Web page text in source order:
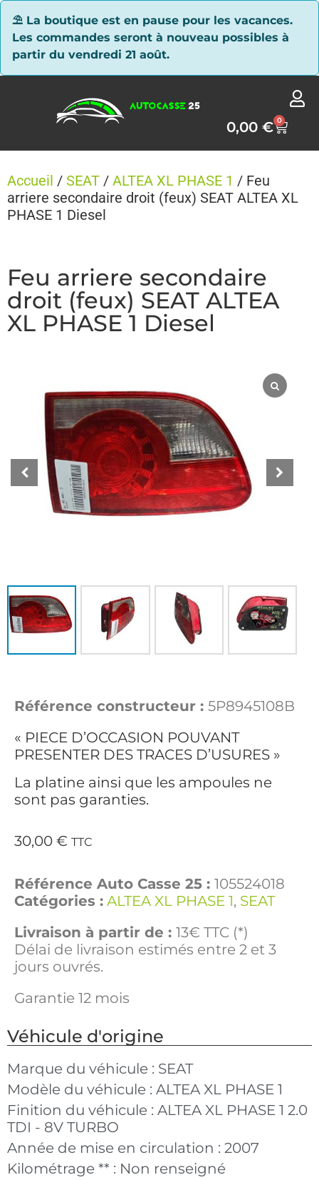
⛱ La boutique est en pause pour les vacances.
Les commandes seront à nouveau possibles à
partir du vendredi 21 août.
0,00€ 0
Accueil / SEAT / ALTEA XL PHASE 1 / Feu
arriere secondaire droit (feux) SEAT ALTEA XL
PHASE 1 Diesel
Feu arriere secondaire
droit (feux) SEAT ALTEA
XL PHASE 1 Diesel
Référence constructeur : 5P8945108B
« PIECE D’OCCASION POUVANT
PRESENTER DES TRACES D’USURES »
La platine ainsi que les ampoules ne
sont pas garanties.
30,00 € TTC
Référence Auto Casse 25 : 105524018
Catégories : ALTEA XL PHASE 1, SEAT
Livraison à partir de : 13€ TTC (*)
Délai de livraison estimés entre 2 et 3
jours ouvrés.
Garantie 12 mois
Véhicule d'origine
Marque du véhicule : SEAT
Modèle du véhicule : ALTEA XL PHASE 1
Finition du véhicule : ALTEA XL PHASE 1 2.0
TDI - 8V TURBO
Année de mise en circulation : 2007
Kilométrage ** : Non renseigné
Panneau de gestion des cookies